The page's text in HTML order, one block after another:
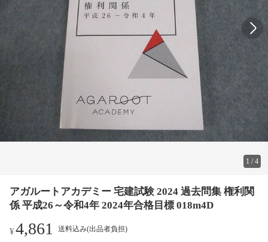
1 /4
アガルートアカデミー 宅建試験 2024 過去問集 権利関
係 平成26～令和4年 2024年合格目標 018m4D
¥4,861 送料込み(出品者負担)